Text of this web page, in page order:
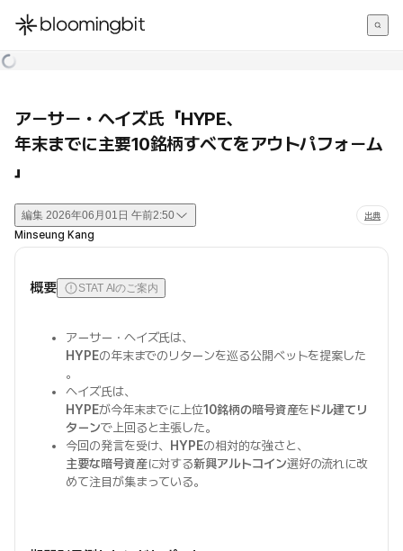
한국어
アーサー・ヘイズ氏「HYPE、
年末までに主要10銘柄すべてをアウトパフォーム
」
編集 2026年06月01日 午前2:50 出典
Minseung Kang
概要 STAT AIのご案内
アーサー・ヘイズ氏は、
HYPEの年末までのリターンを巡る公開ベットを提案した
。
ヘイズ氏は、
HYPEが今年末までに上位10銘柄の暗号資産をドル建てリ
ターンで上回ると主張した。
今回の発言を受け、
HYPEの相対的な強さと、
主要な暗号資産に対する新興アルトコイン選好の流れに改
めて注目が集まっている。